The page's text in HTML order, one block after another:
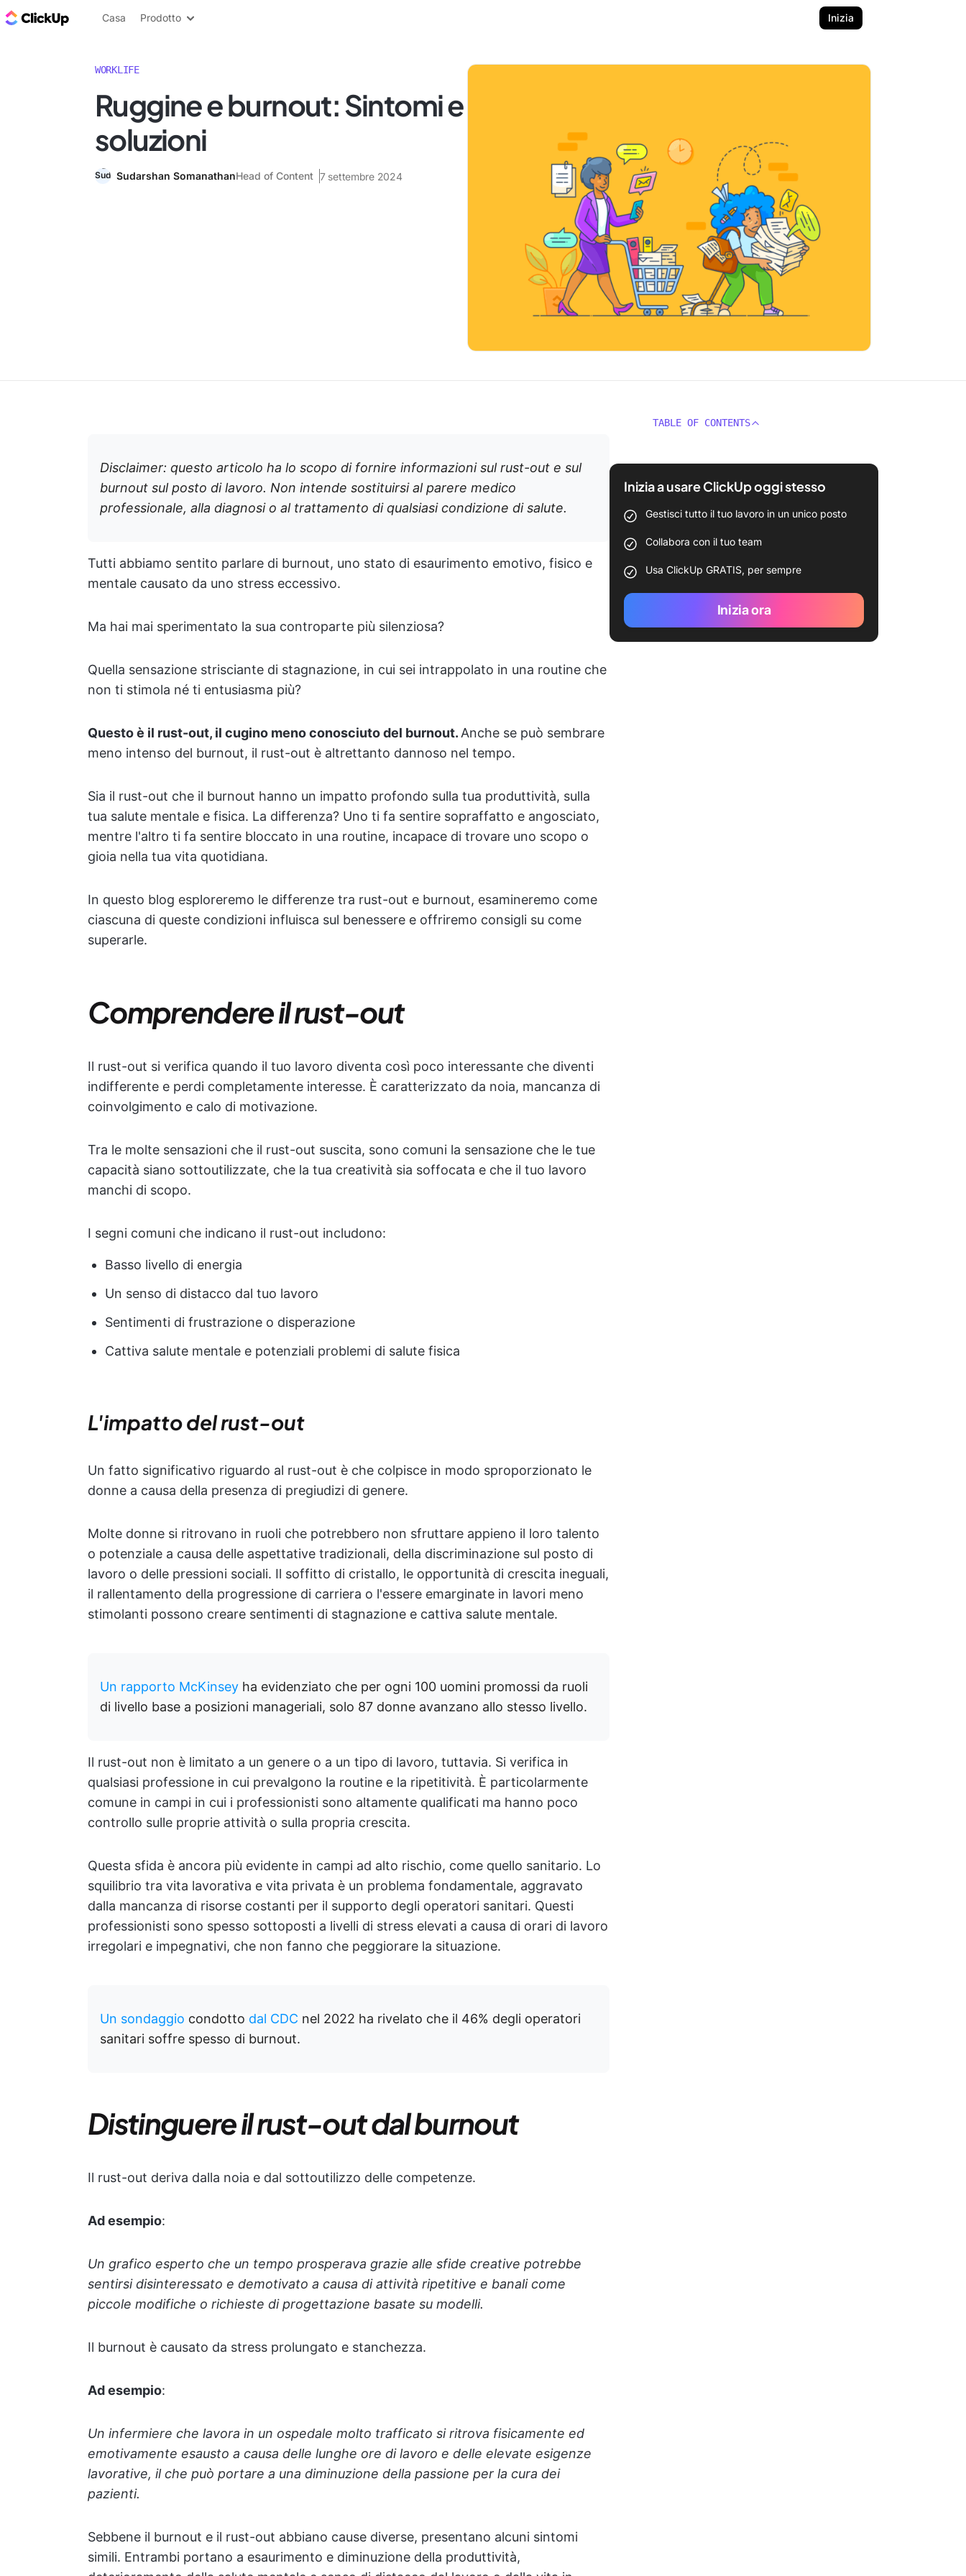
Blog di ClickUp
Casa Prodotto Inizia
WORKLIFE
Ruggine e burnout: Sintomi e
soluzioni
Sudarshan SomanathanHead of Content 7 settembre 2024
Disclaimer: questo articolo ha lo scopo di fornire informazioni sul rust-out e sul
burnout sul posto di lavoro. Non intende sostituirsi al parere medico
professionale, alla diagnosi o al trattamento di qualsiasi condizione di salute.
Tutti abbiamo sentito parlare di burnout, uno stato di esaurimento emotivo, fisico e
mentale causato da uno stress eccessivo.
Ma hai mai sperimentato la sua controparte più silenziosa?
Quella sensazione strisciante di stagnazione, in cui sei intrappolato in una routine che
non ti stimola né ti entusiasma più?
Questo è il rust-out, il cugino meno conosciuto del burnout. Anche se può sembrare
meno intenso del burnout, il rust-out è altrettanto dannoso nel tempo.
Sia il rust-out che il burnout hanno un impatto profondo sulla tua produttività, sulla
tua salute mentale e fisica. La differenza? Uno ti fa sentire sopraffatto e angosciato,
mentre l'altro ti fa sentire bloccato in una routine, incapace di trovare uno scopo o
gioia nella tua vita quotidiana.
In questo blog esploreremo le differenze tra rust-out e burnout, esamineremo come
ciascuna di queste condizioni influisca sul benessere e offriremo consigli su come
superarle.
Comprendere il rust-out
Il rust-out si verifica quando il tuo lavoro diventa così poco interessante che diventi
indifferente e perdi completamente interesse. È caratterizzato da noia, mancanza di
coinvolgimento e calo di motivazione.
Tra le molte sensazioni che il rust-out suscita, sono comuni la sensazione che le tue
capacità siano sottoutilizzate, che la tua creatività sia soffocata e che il tuo lavoro
manchi di scopo.
I segni comuni che indicano il rust-out includono:
Basso livello di energia
Un senso di distacco dal tuo lavoro
Sentimenti di frustrazione o disperazione
Cattiva salute mentale e potenziali problemi di salute fisica
L'impatto del rust-out
Un fatto significativo riguardo al rust-out è che colpisce in modo sproporzionato le
donne a causa della presenza di pregiudizi di genere.
Molte donne si ritrovano in ruoli che potrebbero non sfruttare appieno il loro talento
o potenziale a causa delle aspettative tradizionali, della discriminazione sul posto di
lavoro o delle pressioni sociali. Il soffitto di cristallo, le opportunità di crescita ineguali,
il rallentamento della progressione di carriera o l'essere emarginate in lavori meno
stimolanti possono creare sentimenti di stagnazione e cattiva salute mentale.
Un rapporto McKinsey ha evidenziato che per ogni 100 uomini promossi da ruoli
di livello base a posizioni manageriali, solo 87 donne avanzano allo stesso livello.
Il rust-out non è limitato a un genere o a un tipo di lavoro, tuttavia. Si verifica in
qualsiasi professione in cui prevalgono la routine e la ripetitività. È particolarmente
comune in campi in cui i professionisti sono altamente qualificati ma hanno poco
controllo sulle proprie attività o sulla propria crescita.
Questa sfida è ancora più evidente in campi ad alto rischio, come quello sanitario. Lo
squilibrio tra vita lavorativa e vita privata è un problema fondamentale, aggravato
dalla mancanza di risorse costanti per il supporto degli operatori sanitari. Questi
professionisti sono spesso sottoposti a livelli di stress elevati a causa di orari di lavoro
irregolari e impegnativi, che non fanno che peggiorare la situazione.
Un sondaggio condotto dal CDC nel 2022 ha rivelato che il 46% degli operatori
sanitari soffre spesso di burnout.
Distinguere il rust-out dal burnout
Il rust-out deriva dalla noia e dal sottoutilizzo delle competenze.
Ad esempio:
Un grafico esperto che un tempo prosperava grazie alle sfide creative potrebbe
sentirsi disinteressato e demotivato a causa di attività ripetitive e banali come
piccole modifiche o richieste di progettazione basate su modelli.
Il burnout è causato da stress prolungato e stanchezza.
Ad esempio:
Un infermiere che lavora in un ospedale molto trafficato si ritrova fisicamente ed
emotivamente esausto a causa delle lunghe ore di lavoro e delle elevate esigenze
lavorative, il che può portare a una diminuzione della passione per la cura dei
pazienti.
Sebbene il burnout e il rust-out abbiano cause diverse, presentano alcuni sintomi
simili. Entrambi portano a esaurimento e diminuzione della produttività,
TABLE OF CONTENTS
Inizia a usare ClickUp oggi stesso
Gestisci tutto il tuo lavoro in un unico posto
Collabora con il tuo team
Usa ClickUp GRATIS, per sempre
Inizia ora